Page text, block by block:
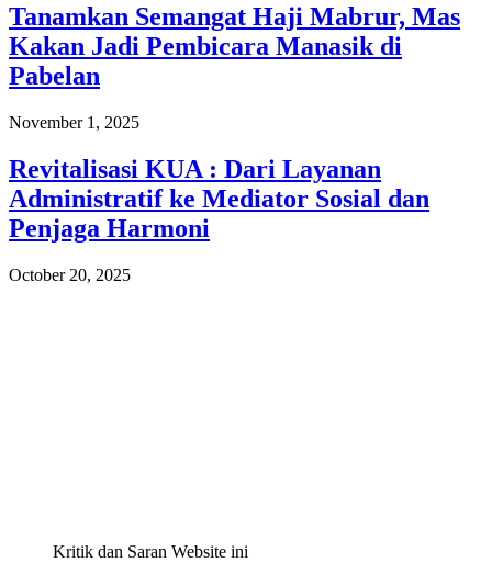
Tanamkan Semangat Haji Mabrur, Mas
Kakan Jadi Pembicara Manasik di
Pabelan
November 1, 2025
Revitalisasi KUA : Dari Layanan
Administratif ke Mediator Sosial dan
Penjaga Harmoni
October 20, 2025
Kritik dan Saran Website ini